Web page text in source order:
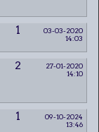
1
03-03-2020
14:03
2
27-01-2020
14:10
1
09-10-2024
13:46